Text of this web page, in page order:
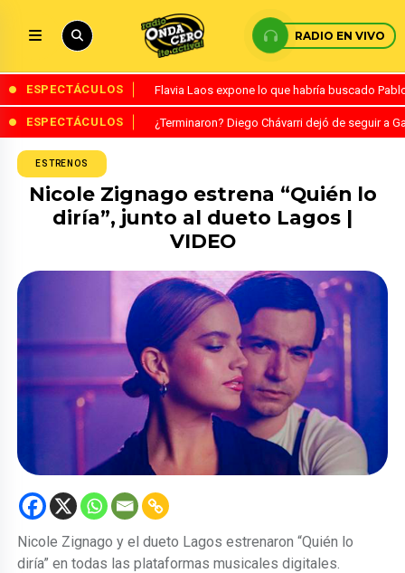
RADIO EN VIVO
ESPECTÁCULOS Flavia Laos expone lo que habría buscado
ESPECTÁCULOS ¿Terminaron? Diego Chávarri dejó de seguir a
ESTRENOS
Nicole Zignago estrena “Quién lo
diría”, junto al dueto Lagos |
VIDEO
Nicole Zignago y el dueto Lagos estrenaron “Quién lo
diría” en todas las plataformas musicales digitales.